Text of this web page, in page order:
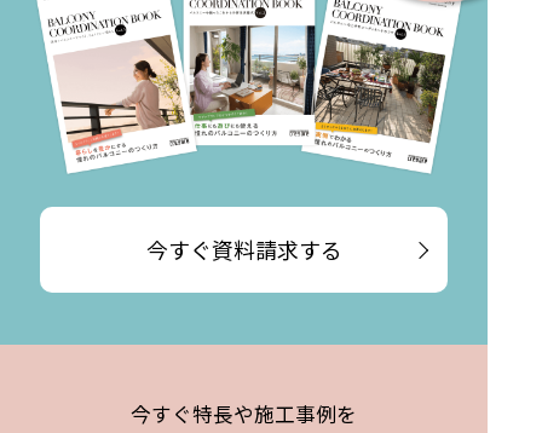
今すぐ資料請求する
今すぐ特長や施工事例を